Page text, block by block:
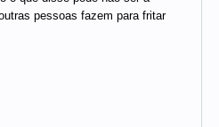
pessoas fazem para fritar